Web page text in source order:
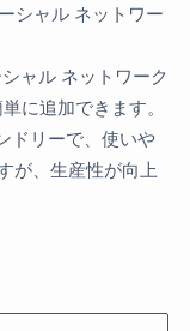
シャル ネットワー
ャル ネットワーク
に追加できます。
ドリーで、使いや
が、生産性が向上